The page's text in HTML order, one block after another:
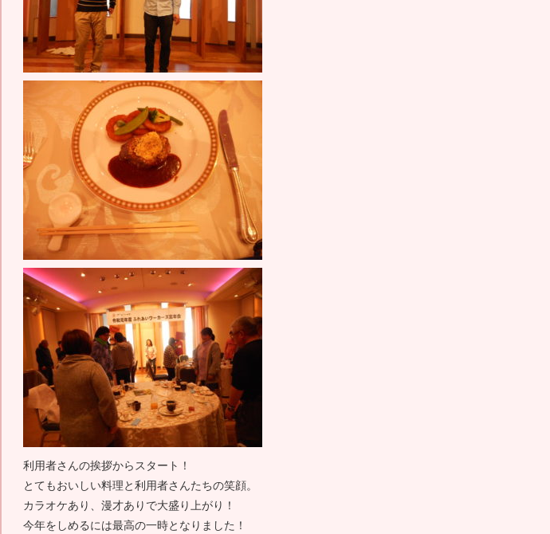
利用者さんの挨拶からスタート！
とてもおいしい料理と利用者さんたちの笑顔。
カラオケあり、漫才ありで大盛り上がり！
今年をしめるには最高の一時となりました！